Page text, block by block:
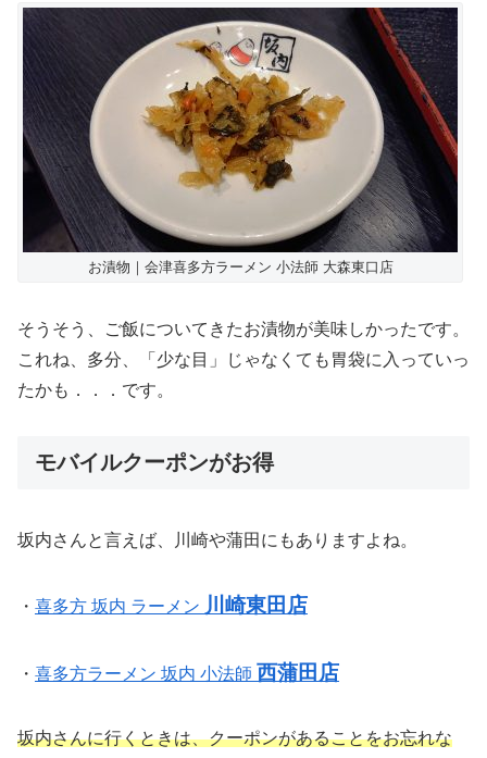
お漬物｜会津喜多方ラーメン 小法師 大森東口店
そうそう、ご飯についてきたお漬物が美味しかったです。
これね、多分、「少な目」じゃなくても胃袋に入っていっ
たかも．．．です。
モバイルクーポンがお得
坂内さんと言えば、川崎や蒲田にもありますよね。
・ 喜多方 坂内 ラーメン 川崎東田店
・ 喜多方ラーメン 坂内 小法師 西蒲田店
坂内さんに行くときは、クーポンがあることをお忘れな